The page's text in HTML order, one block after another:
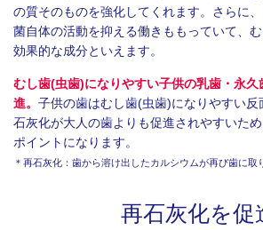
の質そのものを強化してくれます。さらに
菌自体の活動を抑える働きももっていて、
効果的な成分といえます。
むし歯(虫歯)になりやすい子供の乳歯・永久
進。 子供の歯はむし歯(虫歯)になりやすい
石灰化が大人の歯よりも促進されやすいた
ポイントになります。
＊再石灰化：歯から溶け出したカルシウムが再び歯に取
再石灰化を促